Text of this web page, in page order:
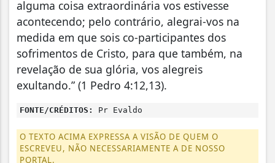
alguma coisa extraordinária vos estivesse
acontecendo; pelo contrário, alegrai-vos na
medida em que sois co-participantes dos
sofrimentos de Cristo, para que também, na
revelação de sua glória, vos alegreis
exultando.” (1 Pedro 4:12,13).
FONTE/CRÉDITOS: Pr Evaldo
O TEXTO ACIMA EXPRESSA A VISÃO DE QUEM O
ESCREVEU, NÃO NECESSARIAMENTE A DE NOSSO
PORTAL.